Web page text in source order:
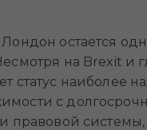
остается
на Brexit
статус
с
правовой